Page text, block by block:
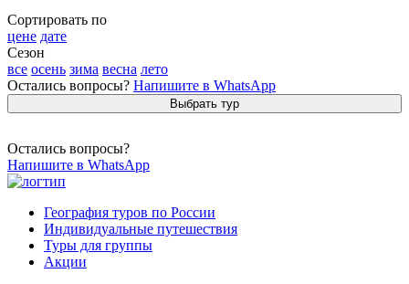
Сортировать по
цене дате
Сезон
все осень зима весна лето
Остались вопросы? Напишите в WhatsApp
Выбрать тур
Остались вопросы?
Напишите в WhatsApp
География туров по России
Индивидуальные путешествия
Туры для группы
Акции